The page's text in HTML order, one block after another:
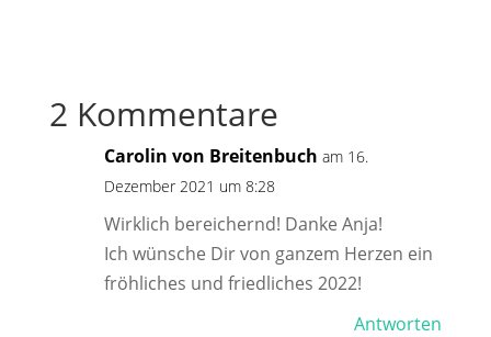
2 Kommentare
Carolin von Breitenbuch am 16.
Dezember 2021 um 8:28
Wirklich bereichernd! Danke Anja!
Ich wünsche Dir von ganzem Herzen ein
fröhliches und friedliches 2022!
Antworten